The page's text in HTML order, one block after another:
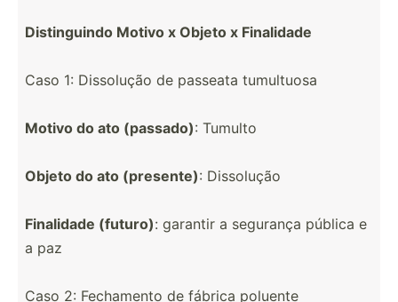
Distin­guindo Motivo x Objeto x Finalidade
Caso 1: Dissolução de passeata tumultuosa
Motivo do ato (passado): Tumulto
Objeto do ato (presente): Dissolução
Finalidade (futuro): garantir a segurança pública e
a paz
Caso 2: Fechamento de fábrica poluente